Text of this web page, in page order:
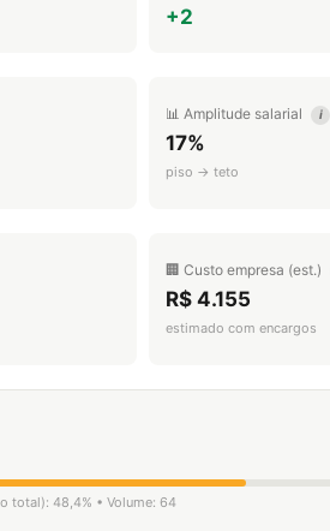
+2
📊 Amplitude salarial i
17%
piso → teto
🏢 Custo empresa (est.)
R$ 4.155
estimado com encargos
total): 48,4% • Volume: 64